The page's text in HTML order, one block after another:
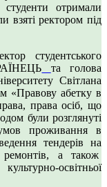
отримали
взяті ректором під
студентського
та голова
Світлана
«Правову абетку в
права осіб, що
були розглянуті
проживання в
тендерів на
а також
освітньої